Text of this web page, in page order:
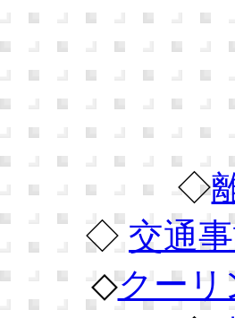
◇
◇交通
◇クーリ